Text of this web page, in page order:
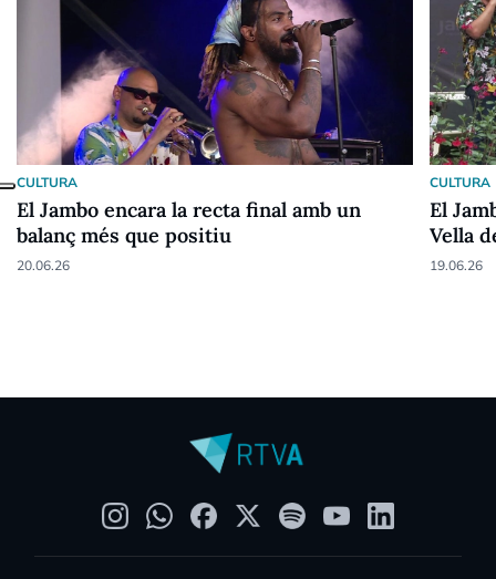
CULTURA
El Jambo encara la recta final amb un
balanç més que positiu
20.06.26
CULTURA
El
Vella
19.06.26